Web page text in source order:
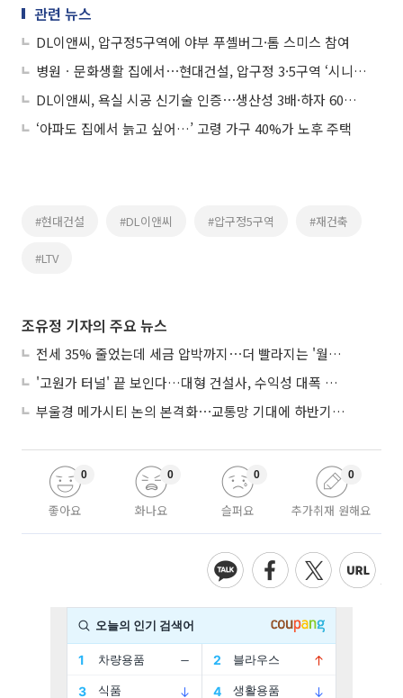
관련 뉴스
DL이앤씨, 압구정5구역에 야부 푸셸버그·톰 스미스 참여
병원ㆍ문화생활 집에서⋯현대건설, 압구정 3·5구역 ‘시니어 서비스’ 승부수
DL이앤씨, 욕실 시공 신기술 인증⋯생산성 3배·하자 60%↓
‘아파도 집에서 늙고 싶어…’ 고령 가구 40%가 노후 주택
#현대건설 #DL이앤씨 #압구정5구역 #재건축
#LTV
조유정 기자의 주요 뉴스
전세 35% 줄었는데 세금 압박까지⋯더 빨라지는 '월세화'
'고원가 터널' 끝 보인다…대형 건설사, 수익성 대폭 개선
부울경 메가시티 논의 본격화⋯교통망 기대에 하반기 분양시장 '주목'
좋아요
0
화나요
0
슬퍼요
0
추가취재 원해요
0